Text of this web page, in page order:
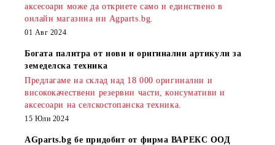
аксесоари може да откриете само и единствено в
онлайн магазина ни Agparts.bg.
01 Авг 2024
Богата палитра от нови и оригинални артикули за
земеделска техника
Предлагаме на склад над 18 000 оригинални и
висококачествени резервни части, консумативи и
аксесоари на селскостопанска техника.
15 Юли 2024
AGparts.bg бе придобит от фирма ВАРЕКС ООД